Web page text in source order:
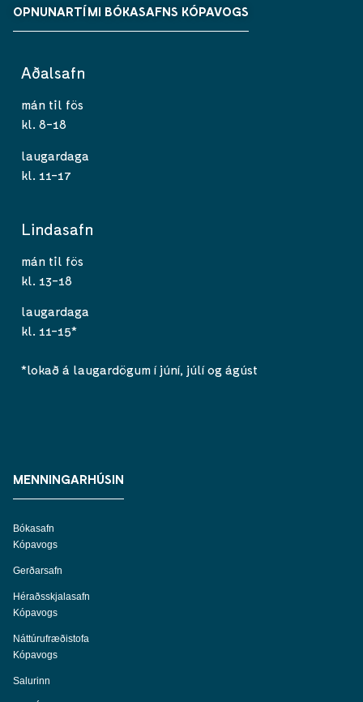
OPNUNARTÍMI BÓKASAFNS KÓPAVOGS
Aðalsafn
mán til fös
kl. 8-18
laugardaga
kl. 11-17
Lindasafn
mán til fös
kl. 13-18
laugardaga
kl. 11-15*
*lokað á laugardögum í júní, júlí og ágúst
MENNINGARHÚSIN
Bókasafn
Kópavogs
Gerðarsafn
Héraðsskjalasafn
Kópavogs
Náttúrufræðistofa
Kópavogs
Salurinn